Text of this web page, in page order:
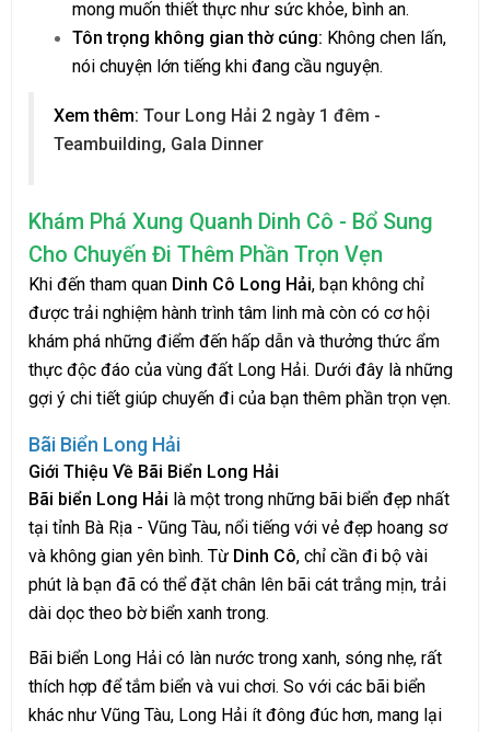
mong muốn thiết thực như sức khỏe, bình an.
Tôn trọng không gian thờ cúng: Không chen lấn,
nói chuyện lớn tiếng khi đang cầu nguyện.
Xem thêm: Tour Long Hải 2 ngày 1 đêm -
Teambuilding, Gala Dinner
Khám Phá Xung Quanh Dinh Cô - Bổ Sung
Cho Chuyến Đi Thêm Phần Trọn Vẹn
Khi đến tham quan Dinh Cô Long Hải, bạn không chỉ
được trải nghiệm hành trình tâm linh mà còn có cơ hội
khám phá những điểm đến hấp dẫn và thưởng thức ẩm
thực độc đáo của vùng đất Long Hải. Dưới đây là những
gợi ý chi tiết giúp chuyến đi của bạn thêm phần trọn vẹn.
Bãi Biển Long Hải
Giới Thiệu Về Bãi Biển Long Hải
Bãi biển Long Hải là một trong những bãi biển đẹp nhất
tại tỉnh Bà Rịa - Vũng Tàu, nổi tiếng với vẻ đẹp hoang sơ
và không gian yên bình. Từ Dinh Cô, chỉ cần đi bộ vài
phút là bạn đã có thể đặt chân lên bãi cát trắng mịn, trải
dài dọc theo bờ biển xanh trong.
Bãi biển Long Hải có làn nước trong xanh, sóng nhẹ, rất
thích hợp để tắm biển và vui chơi. So với các bãi biển
khác như Vũng Tàu, Long Hải ít đông đúc hơn, mang lại